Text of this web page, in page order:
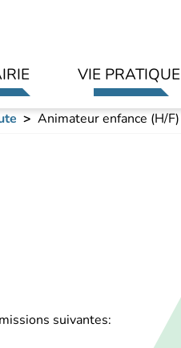
VIE PRATIQUE
Animateur enfance (H/F)
suivantes: